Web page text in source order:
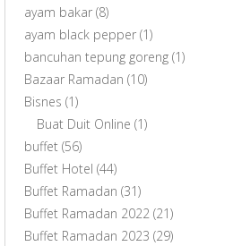
ayam bakar (8)
ayam black pepper (1)
bancuhan tepung goreng (1)
Bazaar Ramadan (10)
Bisnes (1)
Buat Duit Online (1)
buffet (56)
Buffet Hotel (44)
Buffet Ramadan (31)
Buffet Ramadan 2022 (21)
Buffet Ramadan 2023 (29)